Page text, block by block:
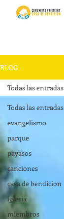
BLOG
Todas las entradas
evangelismo
parque
payasos
canciones
casa de bendicion
iglesia
miembros
Todas las entradas